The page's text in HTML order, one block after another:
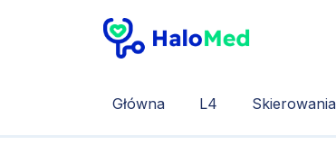
Główna L4 Skierowania